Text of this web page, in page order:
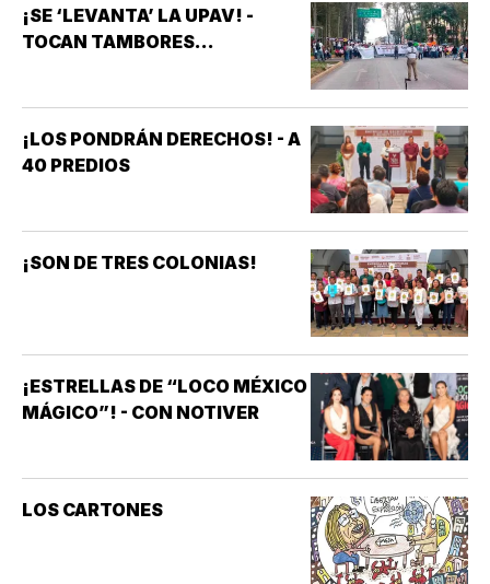
¡SE ‘LEVANTA’ LA UPAV! -
TOCAN TAMBORES...
¡LOS PONDRÁN DERECHOS! - A
40 PREDIOS
¡SON DE TRES COLONIAS!
¡ESTRELLAS DE “LOCO MÉXICO
MÁGICO”! - CON NOTIVER
LOS CARTONES